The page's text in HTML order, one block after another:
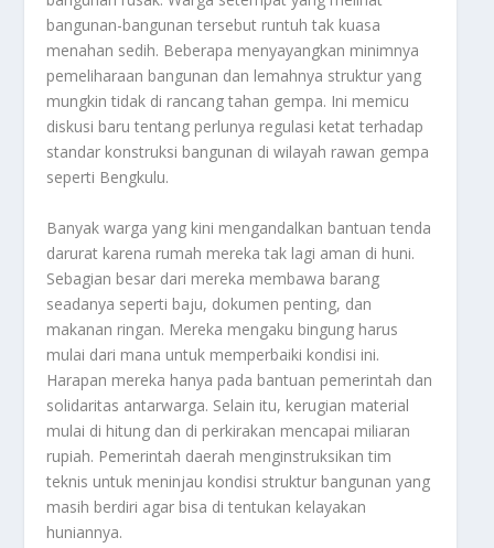
bangunan-bangunan tersebut runtuh tak kuasa
menahan sedih. Beberapa menyayangkan minimnya
pemeliharaan bangunan dan lemahnya struktur yang
mungkin tidak di rancang tahan gempa. Ini memicu
diskusi baru tentang perlunya regulasi ketat terhadap
standar konstruksi bangunan di wilayah rawan gempa
seperti Bengkulu.
Banyak warga yang kini mengandalkan bantuan tenda
darurat karena rumah mereka tak lagi aman di huni.
Sebagian besar dari mereka membawa barang
seadanya seperti baju, dokumen penting, dan
makanan ringan. Mereka mengaku bingung harus
mulai dari mana untuk memperbaiki kondisi ini.
Harapan mereka hanya pada bantuan pemerintah dan
solidaritas antarwarga. Selain itu, kerugian material
mulai di hitung dan di perkirakan mencapai miliaran
rupiah. Pemerintah daerah menginstruksikan tim
teknis untuk meninjau kondisi struktur bangunan yang
masih berdiri agar bisa di tentukan kelayakan
huniannya.